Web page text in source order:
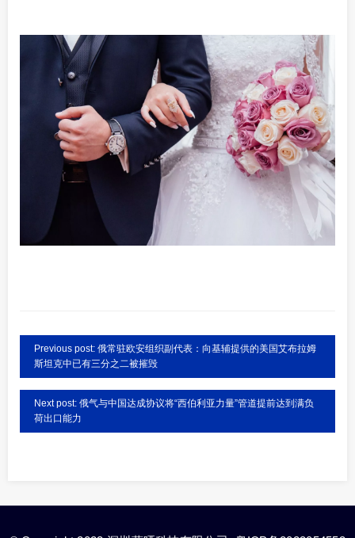
Previous post: 俄常驻欧安组织副代表：向基辅提供的美国艾布拉姆
斯坦克中已有三分之二被摧毁
Next post: 俄气与中国达成协议将“西伯利亚力量”管道提前达到满负
荷出口能力